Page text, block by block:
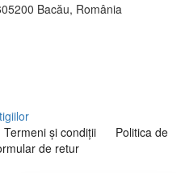
Bacău, România
Termeni şi condiţii
Politica de
de retur